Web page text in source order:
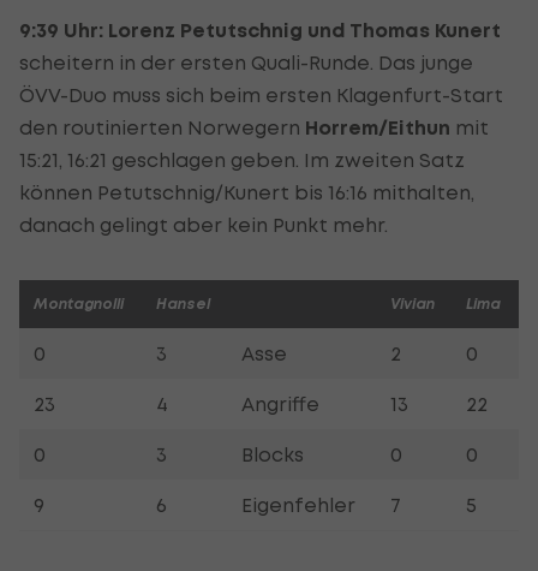
9:39 Uhr: Lorenz Petutschnig und Thomas Kunert
scheitern in der ersten Quali-Runde. Das junge
ÖVV-Duo muss sich beim ersten Klagenfurt-Start
den routinierten Norwegern Horrem/Eithun mit
15:21, 16:21 geschlagen geben. Im zweiten Satz
können Petutschnig/Kunert bis 16:16 mithalten,
danach gelingt aber kein Punkt mehr.
Montagnolli Hansel Vivian Lima
0 3 Asse 2 0
23 4 Angriffe 13 22
0 3 Blocks 0 0
9 6 Eigenfehler 7 5